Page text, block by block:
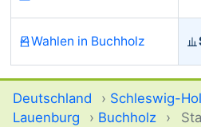
Wahlen in Buchholz
Deutschland › Schleswig-
Lauenburg
› Buchholz ›